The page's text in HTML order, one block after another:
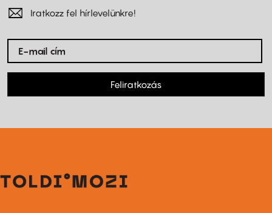
Iratkozz fel hírlevelünkre!
Feliratkozás